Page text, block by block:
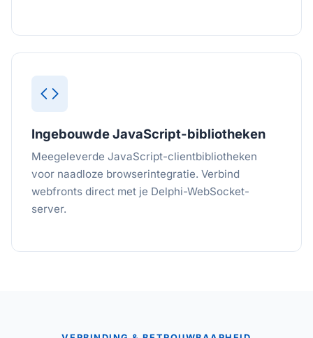
Ingebouwde JavaScript-bibliotheken
Meegeleverde JavaScript-clientbibliotheken
voor naadloze browserintegratie. Verbind
webfronts direct met je Delphi-WebSocket-
server.